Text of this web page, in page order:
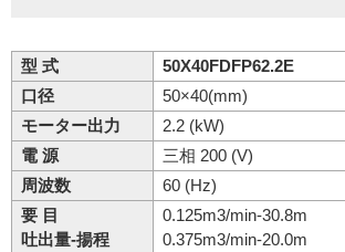
型 式
50X40FDFP62.2E
口径
50×40(mm)
モーター出力
2.2 (kW)
電 源
三相 200 (V)
周波数
60 (Hz)
要 目
吐出量-揚程
0.125m3/min-30.8m
0.375m3/min-20.0m